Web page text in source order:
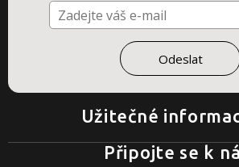
Užitečné
Připojte se k